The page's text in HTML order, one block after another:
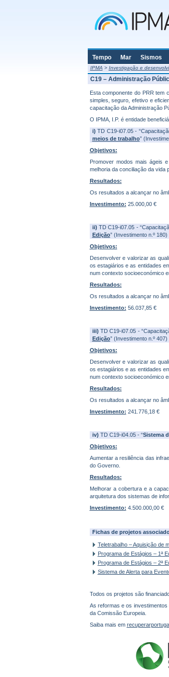
Tempo Mar Sismos
IPMA > Investigação e
C19 – Administração
Esta componente do PRR tem
simples, seguro, efetivo e
capacitação da Administração
O IPMA, I.P. é entidade
i) TD C19-i07.05 -
meios de trabalho”
Objetivos:
Promover modos mais ágeis
melhoria da conciliação da vida
Resultados:
Os resultados a alcançar no
Investimento: 25.000,00 €
ii) TD C19-i07.05 -
Edição” (Investimento n.º 180)
Objetivos:
Desenvolver e valorizar as
os estagiários e as entidades
num contexto socioeconómico
Resultados:
Os resultados a alcançar no
Investimento: 56.037,85 €
iii) TD C19-i07.05 -
Edição” (Investimento n.º 407)
Objetivos:
Desenvolver e valorizar as
os estagiários e as entidades
num contexto socioeconómico
Resultados:
Os resultados a alcançar no
Investimento: 241.776,18 €
iv) TD C19-i04.05 - “Sistema
Objetivos:
Aumentar a resiliência das
do Governo.
Resultados:
Melhorar a cobertura e a
arquitetura dos sistemas de
Investimento: 4.500.000,00 €
Fichas de projetos
Teletrabalho – Aquisição de
Programa de Estágios – 1ª
Programa de Estágios – 2ª
Sistema de Alerta para
Todos os projetos são
As reformas e os
da Comissão Europeia.
Saiba mais em